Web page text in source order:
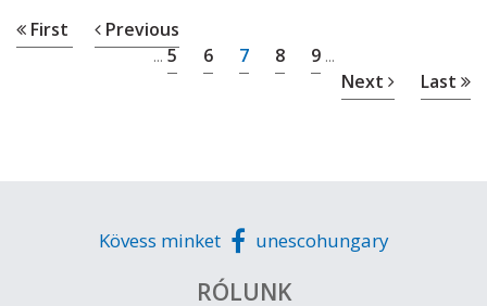
First Previous
... 5 6 7 8 9...
Next Last
Kövess minket unescohungary
RÓLUNK